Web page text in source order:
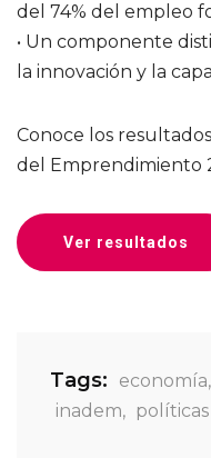
del 74% del empleo
• Un componente
la innovación y la
Conoce los
del Emprendimiento
Ver resultados
Tags: economía,
inadem,